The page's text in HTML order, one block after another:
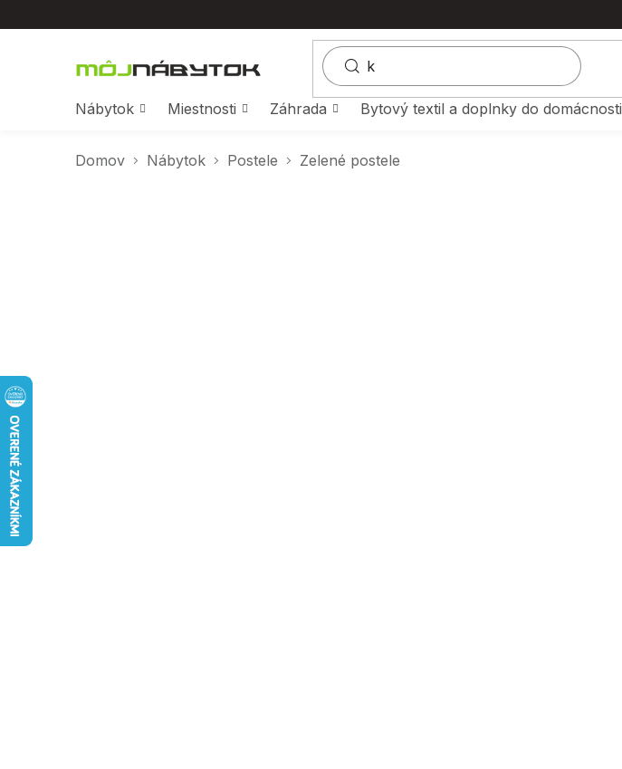
na
Nábytok
Miestnosti Záhrada Bytový textil a doplnky do domácnosti
Domov Nábytok Postele Zelené postele